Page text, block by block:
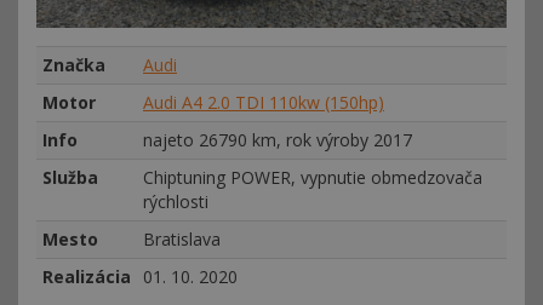
Značka
Audi
Motor
Audi A4 2.0 TDI 110kw (150hp)
Info
najeto 26790 km, rok výroby 2017
Služba
Chiptuning POWER, vypnutie obmedzovača
rýchlosti
Mesto
Bratislava
Realizácia
01. 10. 2020